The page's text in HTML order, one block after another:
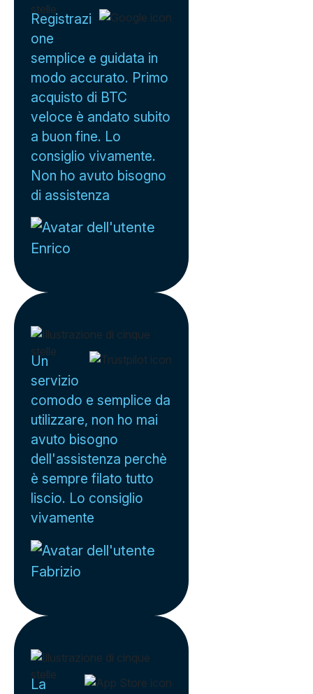
Registrazi
one
semplice e guidata in
modo accurato. Primo
acquisto di BTC
veloce è andato subito
a buon fine. Lo
consiglio vivamente.
Non ho avuto bisogno
di assistenza
Enrico
Un
servizio
comodo e semplice da
utilizzare, non ho mai
avuto bisogno
dell'assistenza perchè
è sempre filato tutto
liscio. Lo consiglio
vivamente
Fabrizio
La